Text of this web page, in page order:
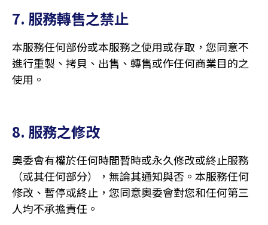
7. 服務轉售之禁止
本服務任何部份或本服務之使用或存取，您同意不
進行重製、拷貝、出售、轉售或作任何商業目的之
使用。
8. 服務之修改
奧委會有權於任何時間暫時或永久修改或終止服務
（或其任何部分），無論其通知與否。本服務任何
修改、暫停或終止，您同意奧委會對您和任何第三
人均不承擔責任。